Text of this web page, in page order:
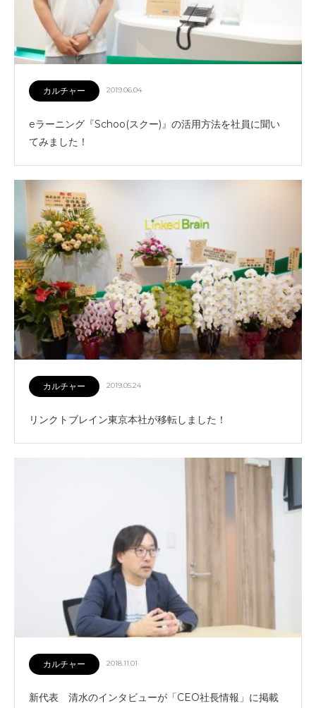
カルチャー 2019.06.04
eラーニング『Schoo(スクー)』の活用方法を社員に聞い
てみました！
カルチャー 2019.05.24
リンクトブレイン東京本社が移転しました！
カルチャー 2018.11.01
新代表 清水のインタビューが「CEO社長情報」に掲載